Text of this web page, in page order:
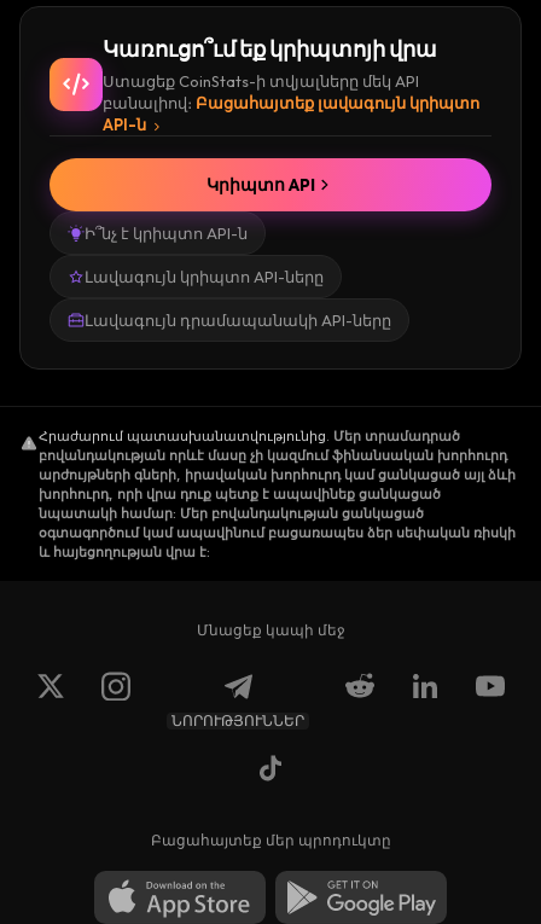
Կառուցո՞ւմ եք կրիպտոյի վրա
Ստացեք CoinStats-ի տվյալները մեկ API
բանալիով։ Բացահայտեք լավագույն կրիպտո
API-ն
Ի՞նչ է կրիպտո API-ն
Լավագույն կրիպտո API-ները
Լավագույն դրամապանակի API-ները
Կրիպտո API
Հրաժարում պատասխանատվությունից. Մեր տրամադրած
բովանդակության որևէ մասը չի կազմում ֆինանսական խորհուրդ
արժույթների գների, իրավական խորհուրդ կամ ցանկացած այլ ձևի
խորհուրդ, որի վրա դուք պետք է ապավինեք ցանկացած
նպատակի համար: Մեր բովանդակության ցանկացած
օգտագործում կամ ապավինում բացառապես ձեր սեփական ռիսկի
և հայեցողության վրա է:
Մնացեք կապի մեջ
ՆՈՐՈՒԹՅՈՒՆՆԵՐ
Բացահայտեք մեր պրոդուկտը